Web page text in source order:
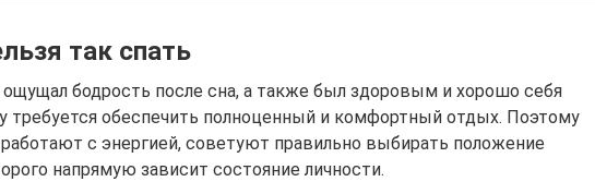
так спать
бодрость после сна, а также был здоровым и хорошо себя
требуется обеспечить полноценный и комфортный отдых. Поэтому
с энергией, советуют правильно выбирать положение
напрямую зависит состояние личности.